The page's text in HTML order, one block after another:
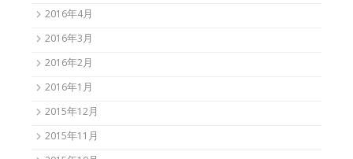
2016年4月
2016年3月
2016年2月
2016年1月
2015年12月
2015年11月